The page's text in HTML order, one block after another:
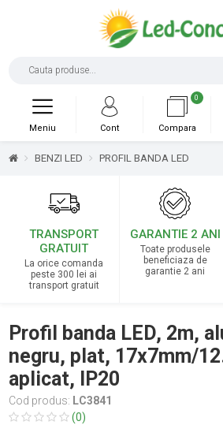
0
Compara
Cont
Meniu
BENZI LED PROFIL BANDA LED
TRANSPORT
GRATUIT
La orice comanda
peste 300 lei ai
transport gratuit
GARANTIE 2 ANI
Toate produsele
beneficiaza de
garantie 2 ani
Profil banda LED, 2m,
negru, plat, 17x7mm/
aplicat, IP20
Cod produs: LC3841
(0)